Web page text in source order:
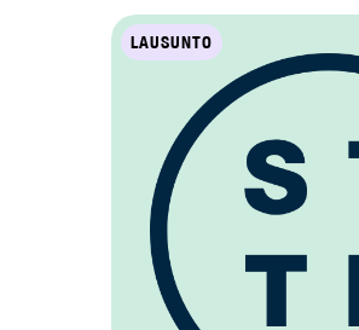
LAUSUNTO